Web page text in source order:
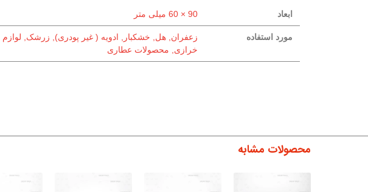
ابعاد 90 × 60 میلی متر
مورد استفاده
زعفران, هل, خشکبار, ادویه ( غیر پودری), زرشک, لوازم
خرازی, محصولات عطاری
محصولات مشابه